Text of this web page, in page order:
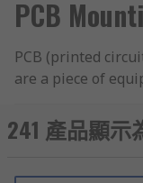
PCB
PCB (printed
are a piece of
an aesthetically
board, while still
241 產品顯示